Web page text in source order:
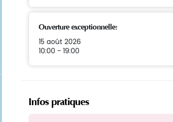
Ouverture exceptionnelle:
15 août 2026
10:00 - 19:00
Infos pratiques